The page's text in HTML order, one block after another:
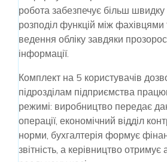
робота забезпечує більш
розподіл функцій між фахівцями
ведення обліку завдяки
інформації.
Комплект на 5 користувачів
підрозділам підприємства
режимі: виробництво передає
операції, економічний відділ
норми, бухгалтерія формує
звітність, а керівництво отримує